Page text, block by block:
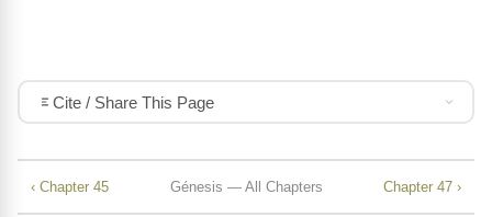
Cite / Share This Page
‹ Chapter 45 Génesis — All Chapters Chapter 47 ›